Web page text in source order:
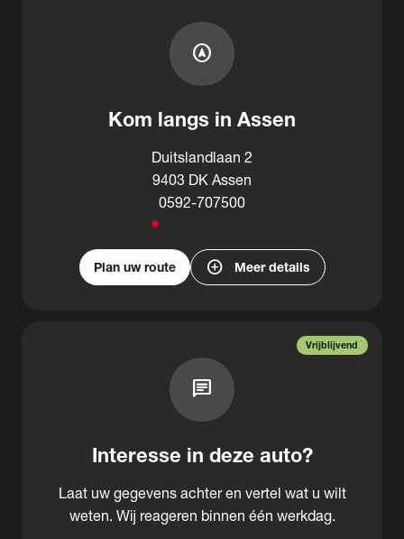
assistant_navigation
Kom langs in Assen
Duitslandlaan 2
9403 DK Assen
0592-707500
Plan uw route add_circle Meer details
Vrijblijvend
chat
Interesse in deze auto?
Laat uw gegevens achter en vertel wat u wilt
weten. Wij reageren binnen één werkdag.